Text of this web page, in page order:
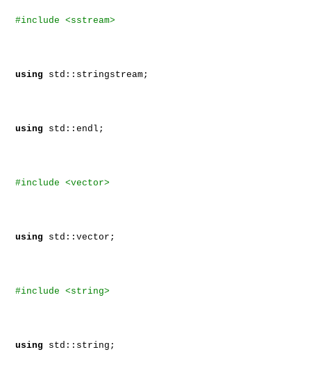
#include <sstream>
using std::stringstream;
using std::endl;
#include <vector>
using std::vector;
#include <string>
using std::string;